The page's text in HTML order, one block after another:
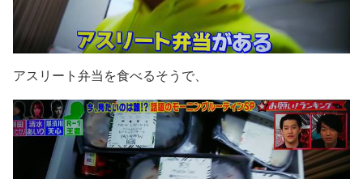
アスリート弁当を食べるそうで、